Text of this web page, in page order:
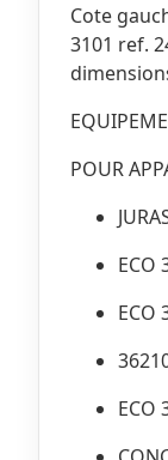
Cote
3101 ref.
POUR
ECO
ECO
ECO